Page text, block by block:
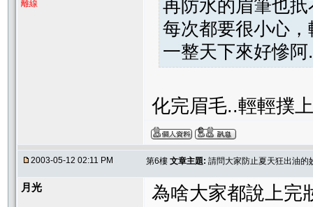
離線
再防水的眉筆也
每次都要很小心
一整天下來好慘
化完眉毛..輕輕撲
2003-05-12 02:11 PM 第6樓 文章主題: 請問大家防止夏天狂出油的
月光
為啥大家都說上完